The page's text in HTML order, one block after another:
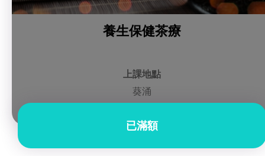
養生保健茶療
上課地點
葵涌
已滿額